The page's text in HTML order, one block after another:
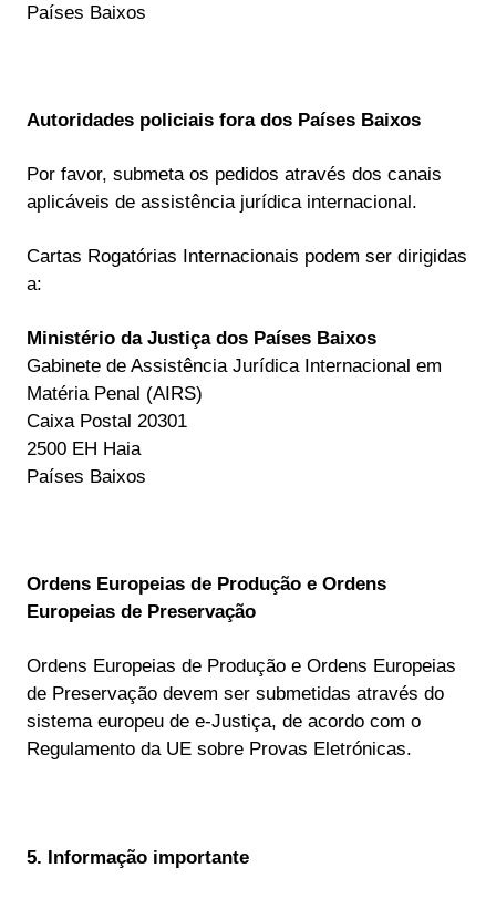
Países Baixos
Autoridades policiais fora dos Países Baixos
Por favor, submeta os pedidos através dos canais
aplicáveis de assistência jurídica internacional.
Cartas Rogatórias Internacionais podem ser dirigidas
a:
Ministério da Justiça dos Países Baixos
Gabinete de Assistência Jurídica Internacional em
Matéria Penal (AIRS)
Caixa Postal 20301
2500 EH Haia
Países Baixos
Ordens Europeias de Produção e Ordens
Europeias de Preservação
Ordens Europeias de Produção e Ordens Europeias
de Preservação devem ser submetidas através do
sistema europeu de e-Justiça, de acordo com o
Regulamento da UE sobre Provas Eletrónicas.
5. Informação importante